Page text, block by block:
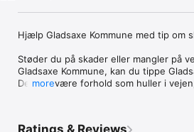
Hjælp Gladsaxe Kommune med tip om
Støder du på skader eller mangler på
Gladsaxe Kommune, kan du tippe
Det kan være forhold som huller i
more
Ratings & Reviews